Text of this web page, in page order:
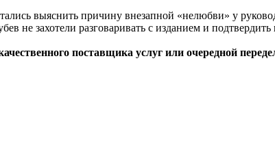
выяснить причину внезапной «нелюбви» у
не захотели разговаривать с изданием и
поставщика услуг или очередной